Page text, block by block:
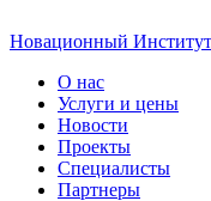
Новационный
О нас
Услуги и цены
Новости
Проекты
Специалисты
Партнеры